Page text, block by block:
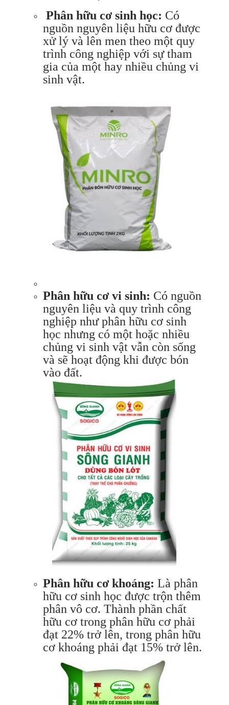
Phân hữu cơ sinh học: Có
nguồn nguyên liệu hữu cơ được
xử lý và lên men theo một quy
trình công nghiệp với sự tham
gia của một hay nhiều chủng vi
sinh vật.
Phân hữu cơ vi sinh: Có nguồn
nguyên liệu và quy trình công
nghiệp như phân hữu cơ sinh
học nhưng có một hoặc nhiều
chủng vi sinh vật vẫn còn sống
và sẽ hoạt động khi được bón
vào đất.
Phân hữu cơ khoáng: Là phân
hữu cơ sinh học được trộn thêm
phân vô cơ. Thành phần chất
hữu cơ trong phân hữu cơ phải
đạt 22% trở lên, trong phân hữu
cơ khoáng phải đạt 15% trở lên.